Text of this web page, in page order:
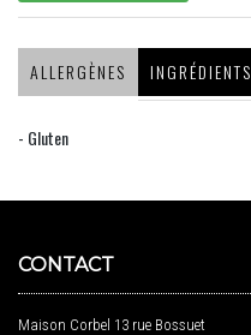
ALLERGÈNES INGRÉDIENTS
- Gluten
CONTACT
Maison Corbel 13 rue Bossuet